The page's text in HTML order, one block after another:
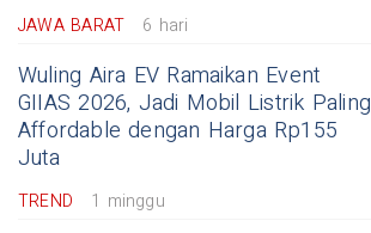
JAWA BARAT 6 hari
Wuling Aira EV Ramaikan Event
GIIAS 2026, Jadi Mobil Listrik Paling
Affordable dengan Harga Rp155
Juta
TREND 1 minggu